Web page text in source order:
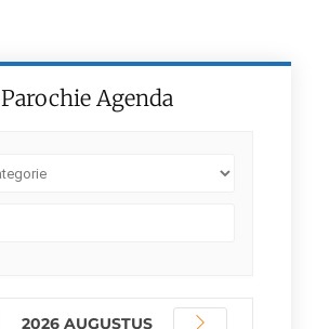
Parochie Agenda
2026 AUGUSTUS